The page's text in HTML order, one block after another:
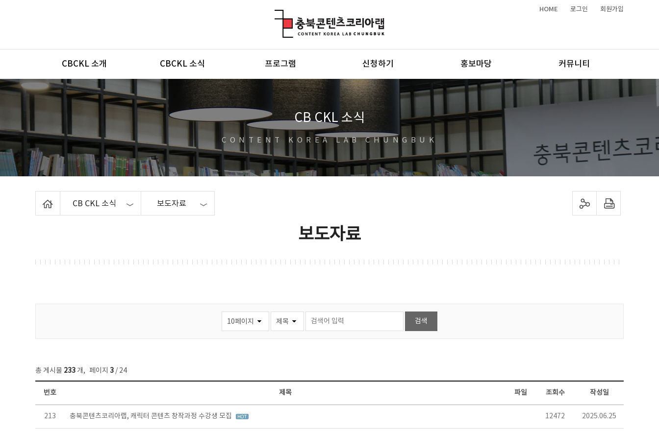
HOME 로그인 회원가입
메뉴
CBCKL 소개 CBCKL 소식 프로그램 신청하기 홍보마당 커뮤니티
CB CKL 소식
CONTENT KOREA LAB CHUNGBUK
CB CKL 소식 보도자료 sns 공유하기 프린트하기
보도자료
총 게시물 233 개, 페이지 3 / 24
보도자료 목록 - 번호, 제목, 작성자, 파일, 조회수, 작성일 정보 제공
번호 제목 파일 조회수 작성일
213 충북콘텐츠코리아랩, 캐릭터 콘텐츠 창작과정 수강생 모집 12472 2025.06.25